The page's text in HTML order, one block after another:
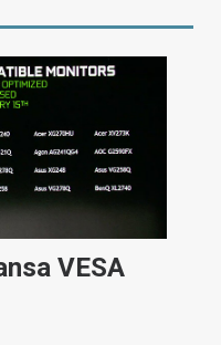
VESA